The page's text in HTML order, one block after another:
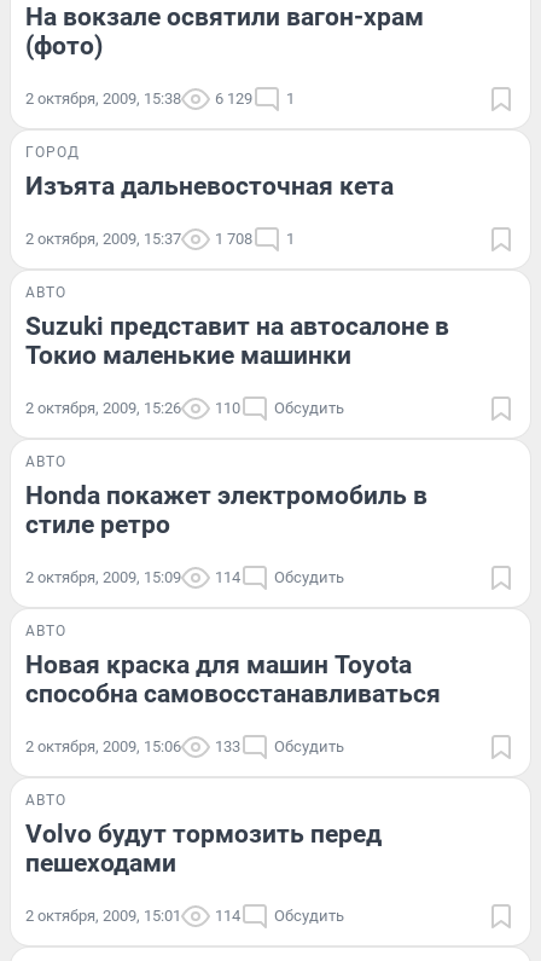
На вокзале освятили вагон-храм
(фото)
2 октября, 2009, 15:38 6 129 1
ГОРОД
Изъята дальневосточная кета
2 октября, 2009, 15:37 1 708 1
АВТО
Suzuki представит на автосалоне в
Токио маленькие машинки
2 октября, 2009, 15:26 110 Обсудить
АВТО
Honda покажет электромобиль в
стиле ретро
2 октября, 2009, 15:09 114 Обсудить
АВТО
Новая краска для машин Toyota
способна самовосстанавливаться
2 октября, 2009, 15:06 133 Обсудить
АВТО
Volvo будут тормозить перед
пешеходами
2 октября, 2009, 15:01 114 Обсудить